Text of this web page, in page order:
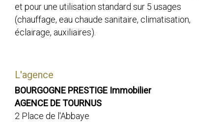
et pour une utilisation standard sur 5 usages
(chauffage, eau chaude sanitaire, climatisation,
éclairage, auxiliaires).
L'agence
BOURGOGNE PRESTIGE Immobilier
AGENCE DE TOURNUS
2 Place de l'Abbaye